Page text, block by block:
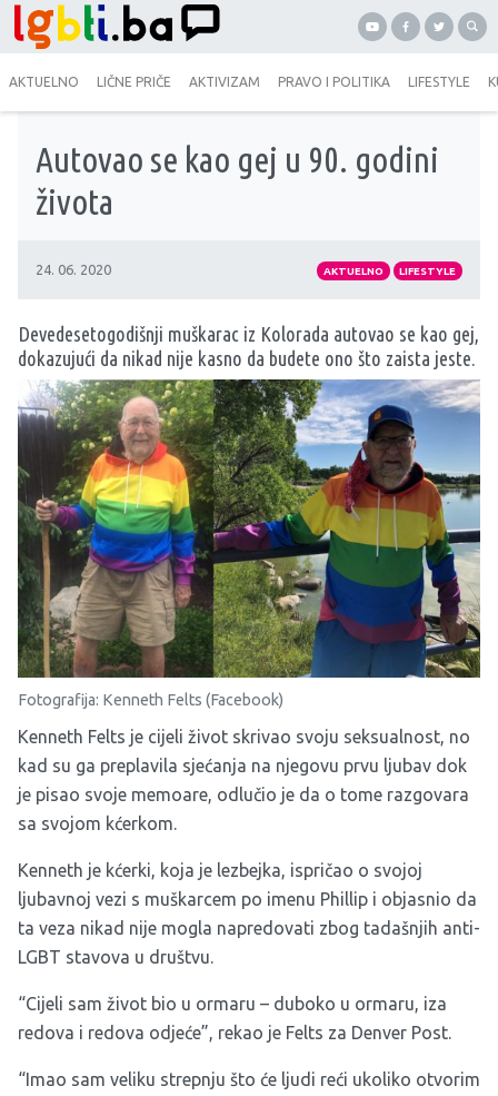
AKTUELNO LIČNE PRIČE AKTIVIZAM PRAVO I POLITIKA LIFESTYLE
Autovao se kao gej u 90. godini
života
24. 06. 2020 AKTUELNO LIFESTYLE
Devedesetogodišnji muškarac iz Kolorada autovao se kao gej,
dokazujući da nikad nije kasno da budete ono što zaista jeste.
Fotografija: Kenneth Felts (Facebook)
Kenneth Felts je cijeli život skrivao svoju seksualnost, no
kad su ga preplavila sjećanja na njegovu prvu ljubav dok
je pisao svoje memoare, odlučio je da o tome razgovara
sa svojom kćerkom.
Kenneth je kćerki, koja je lezbejka, ispričao o svojoj
ljubavnoj vezi s muškarcem po imenu Phillip i objasnio da
ta veza nikad nije mogla napredovati zbog tadašnjih anti-
LGBT stavova u društvu.
“Cijeli sam život bio u ormaru – duboko u ormaru, iza
redova i redova odjeće”, rekao je Felts za Denver Post.
“Imao sam veliku strepnju što će ljudi reći ukoliko otvorim